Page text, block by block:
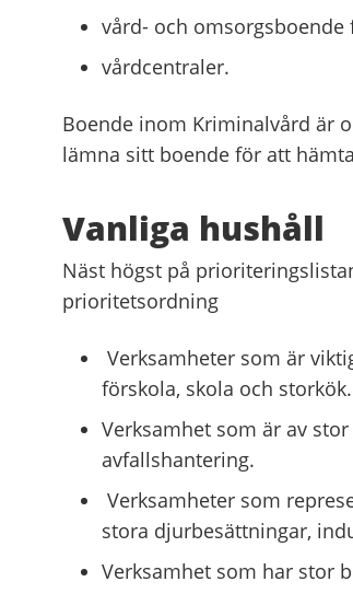
vård- och omsorgsboende
vårdcentraler.
Boende inom Kriminalvård är
lämna sitt boende för att
Vanliga hushåll
Näst högst på
prioritetsordning
Verksamheter som är
förskola, skola och storkök.
Verksamhet som är av
avfallshantering.
Verksamheter som
stora djurbesättningar,
Verksamhet som har stor